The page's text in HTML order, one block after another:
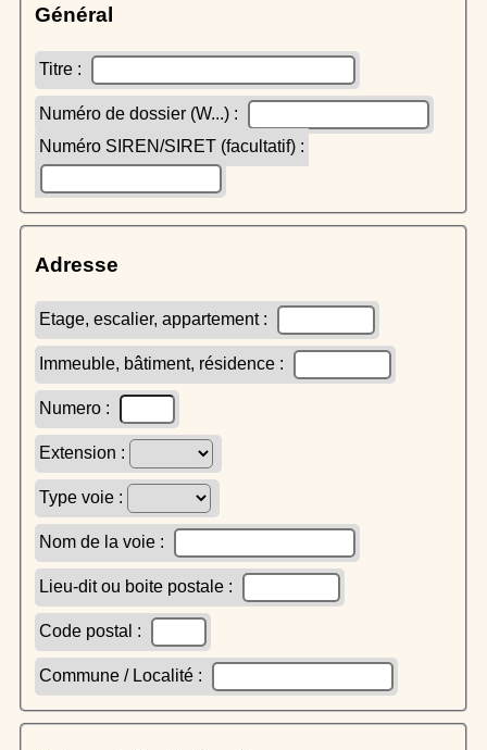
Général
Titre :
Numéro de dossier (W...) :
Numéro SIREN/SIRET (facultatif) :
Adresse
Etage, escalier, appartement :
Immeuble, bâtiment, résidence :
Numero :
Extension :
Type voie :
Nom de la voie :
Lieu-dit ou boite postale :
Code postal :
Commune / Localité :